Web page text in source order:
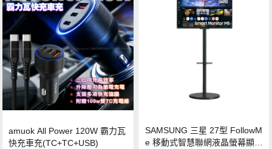
amuok All Power 120W 霸力瓦
快充車充(TC+TC+USB)
SAMSUNG 三星 27型 FollowM
e 移動式智慧聯網液晶螢幕顯示